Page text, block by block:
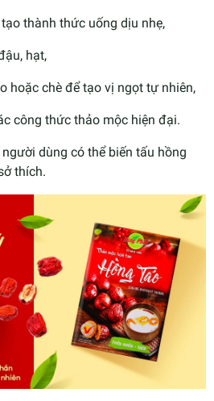
thành thức uống dịu nhẹ,
hạt,
hoặc chè để tạo vị ngọt tự nhiên,
công thức thảo mộc hiện đại.
dùng có thể biến tấu hồng
thích.